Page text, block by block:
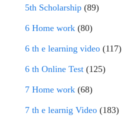
5th Scholarship (89)
6 Home work (80)
6 th e learning video (117)
6 th Online Test (125)
7 Home work (68)
7 th e learnig Video (183)